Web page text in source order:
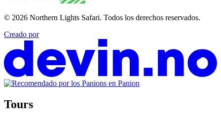
© 2026 Northern Lights Safari. Todos los derechos reservados.
Creado por
Tours